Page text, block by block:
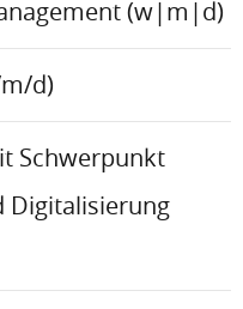
(w|m|d)
d)
Schwerpunkt
Digitalisierung